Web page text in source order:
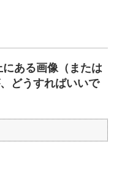
ある画像（または
どうすればいいで